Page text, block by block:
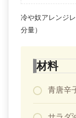
冷や奴アレンジ
分量）
材料
青唐辛